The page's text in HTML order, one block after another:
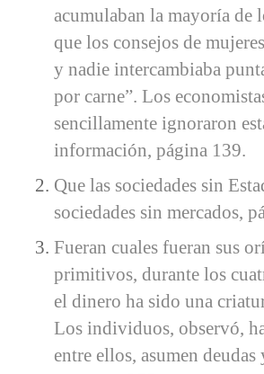
acumulaban la mayoría de
que los consejos de
y nadie intercambiaba
por carne”. Los
sencillamente ignoraron
información, página 139.
Que las sociedades sin
sociedades sin mercados,
Fueran cuales fueran sus
primitivos, durante los
el dinero ha sido una
Los individuos, observó,
entre ellos, asumen deudas